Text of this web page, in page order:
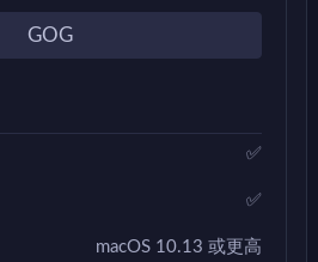
GOG
✅
✅
macOS 10.13 或更高